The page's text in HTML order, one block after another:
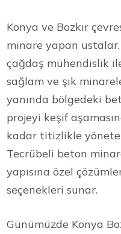
Konya ve Bozkır
minare yapan
çağdaş mühendislik
sağlam ve şık
yanında bölgedeki
projeyi keşif
kadar titizlikle
Tecrübeli beton
yapısına özel
seçenekleri sunar.
Günümüzde Konya